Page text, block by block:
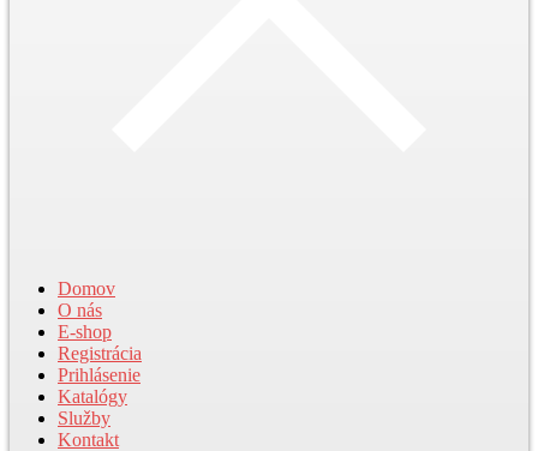
Domov
O nás
E-shop
Registrácia
Prihlásenie
Katalógy
Služby
Kontakt